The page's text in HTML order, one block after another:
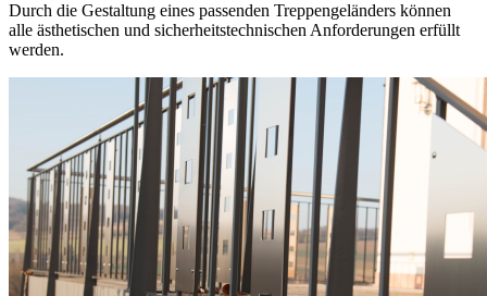
Durch die Gestaltung eines passenden Treppengeländers können
alle ästhetischen und sicherheitstechnischen Anforderungen erfüllt
werden.